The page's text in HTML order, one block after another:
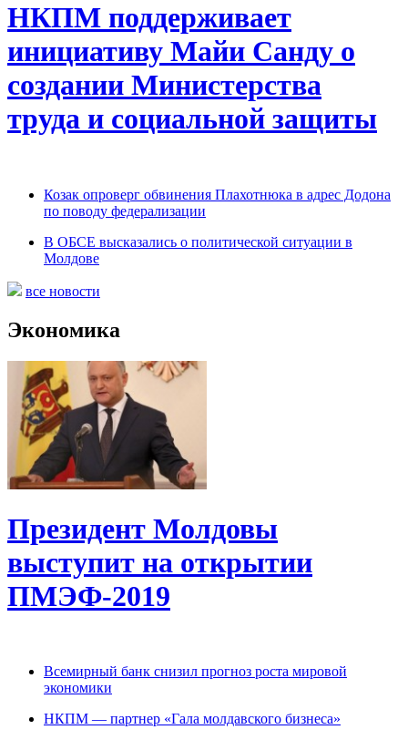
НКПМ поддерживает
инициативу Майи Санду о
создании Министерства
труда и социальной защиты
Козак опроверг обвинения Плахотнюка в адрес Додона
по поводу федерализации
В ОБСЕ высказались о политической ситуации в
Молдове
все новости
Экономика
Президент Молдовы
выступит на открытии
ПМЭФ-2019
Всемирный банк снизил прогноз роста мировой
экономики
НКПМ — партнер «Гала молдавского бизнеса»